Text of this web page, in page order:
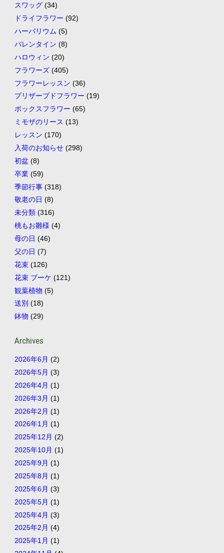
スワッグ(34)
ドライフラワー (92)
ハーバリウム (5)
バレンタイン (8)
ハロウィン (20)
フラワーズ(405)
フラワーレッスン (36)
プリザーブドフラワー (19)
ボックスフラワー (65)
ミモザのリース (13)
レッスン (170)
入荷のお知らせ(298)
初盆 (8)
卒業(59)
季節行事(318)
敬老の日 (8)
未分類(316)
桃もお雛様 (4)
母の日 (46)
父の日 (7)
花束(126)
花束 ブーケ (121)
観葉植物 (5)
送別 (18)
鉢物 (29)
Archives
2026年6月 (2)
2026年5月 (3)
2026年4月 (1)
2026年3月 (1)
2026年2月 (1)
2026年1月 (1)
2025年12月 (2)
2025年10月 (1)
2025年9月 (1)
2025年8月 (1)
2025年6月 (3)
2025年5月 (1)
2025年4月 (3)
2025年2月 (4)
2025年1月 (1)